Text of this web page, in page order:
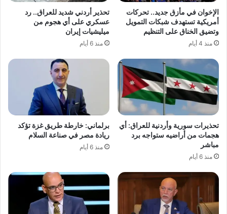
الإخوان في مأزق جديد.. تحركات
أمريكية تستهدف شبكات التمويل
وتضيق الخناق على التنظيم
منذ 4 أيام
تحذير أردني شديد للعراق.. رد
عسكري على أي هجوم من
ميليشيات إيران
منذ 6 أيام
تحذيرات سورية وأردنية للعراق: أي
هجمات من أراضيه ستواجه برد
مباشر
منذ 6 أيام
برلماني: خارطة طريق غزة تؤكد
ريادة مصر في صناعة السلام
منذ 6 أيام